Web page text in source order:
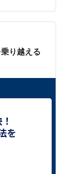
タイ女性と
利用が有効
り、経験豊
り越える